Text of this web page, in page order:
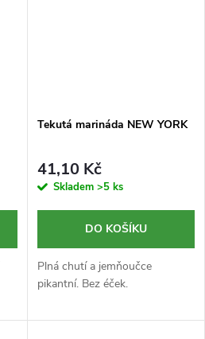
Tekutá marináda NEW YORK
41,10 Kč
Skladem >5 ks
DO KOŠÍKU
Plná chutí a jemňoučce
pikantní. Bez éček.